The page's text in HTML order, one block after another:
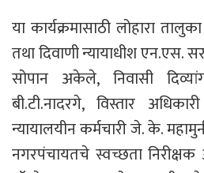
या कार्यक्रमासाठी लोहारा
तथा दिवाणी न्यायाधीश एन.एस.
सोपान अकेले, निवासी
बी.टी.नादरगे, विस्तार
न्यायालयीन कर्मचारी जे. के.
नगरपंचायतचे स्वच्छता निरीक्षक